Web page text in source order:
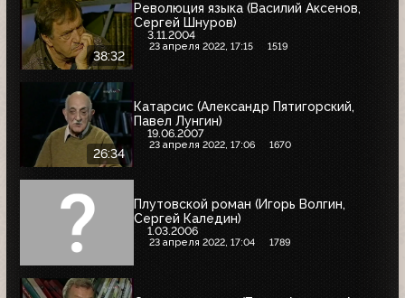
38:32
Революция языка (Василий Аксенов,
Сергей Шнуров)
3.11.2004
23 апреля 2022, 17:15 1519
26:34
Катарсис (Александр Пятигорский,
Павел Лунгин)
19.06.2007
23 апреля 2022, 17:06 1670
Плутовской роман (Игорь Волгин,
Сергей Каледин)
1.03.2006
23 апреля 2022, 17:04 1789